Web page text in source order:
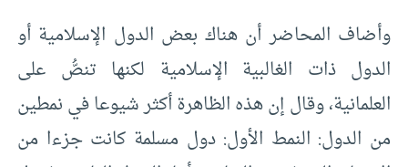
وأضاف المحاضر أن هناك بعض الدول الإسلامية أو
الدول ذات الغالبية الإسلامية لكنها تنصُّ على
العلمانية، وقال إن هذه الظاهرة أكثر شيوعا في نمطين
من الدول: النمط الأول: دول مسلمة كانت جزءا من